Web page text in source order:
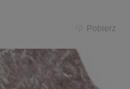
Pobierz